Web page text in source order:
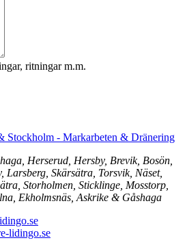
ritningar m.m.
Stockholm - Markarbeten & Dränering
Herserud, Hersby, Brevik, Bosön,
Larsberg, Skärsätra, Torsvik, Näset,
Storholmen, Sticklinge, Mosstorp,
Ekholmsnäs, Askrike & Gåshaga
lidingo.se